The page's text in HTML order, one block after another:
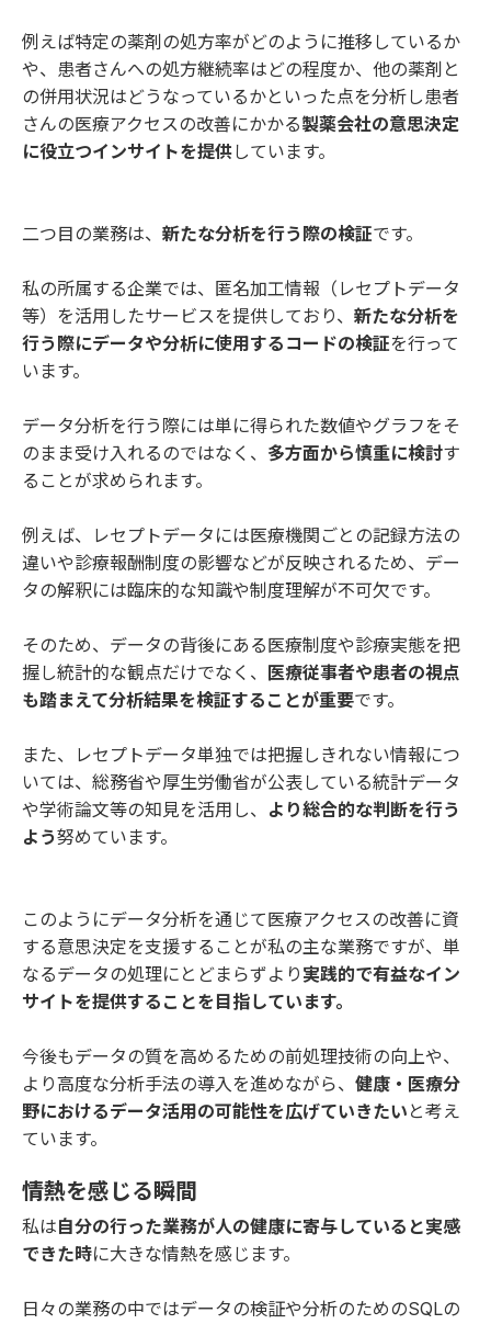
例えば特定の薬剤の処方率がどのように推移しているか
や、患者さんへの処方継続率はどの程度か、他の薬剤と
の併用状況はどうなっているかといった点を分析し患者
さんの医療アクセスの改善にかかる製薬会社の意思決定
に役立つインサイトを提供しています。
二つ目の業務は、 新たな分析を行う際の検証です。
私の所属する企業では、匿名加工情報（レセプトデータ
等）を活用したサービスを提供しており、 新たな分析を
行う際にデータや分析に使用するコードの検証を行って
います。
データ分析を行う際には単に得られた数値やグラフをそ
のまま受け入れるのではなく、 多方面から慎重に検討す
ることが求められます。
例えば、レセプトデータには医療機関ごとの記録方法の
違いや診療報酬制度の影響などが反映されるため、デー
タの解釈には臨床的な知識や制度理解が不可欠です。
そのため、データの背後にある医療制度や診療実態を把
握し統計的な観点だけでなく、 医療従事者や患者の視点
も踏まえて分析結果を検証することが重要です。
また、レセプトデータ単独では把握しきれない情報につ
いては、総務省や厚生労働省が公表している統計データ
や学術論文等の知見を活用し、 より総合的な判断を行う
よう努めています。
このようにデータ分析を通じて医療アクセスの改善に資
する意思決定を支援することが私の主な業務ですが、単
なるデータの処理にとどまらずより 実践的で有益なイン
サイトを提供することを目指しています。
今後もデータの質を高めるための前処理技術の向上や、
より高度な分析手法の導入を進めながら、 健康・医療分
野におけるデータ活用の可能性を広げていきたい と考え
ています。
情熱を感じる瞬間
私は自分の行った業務が人の健康に寄与していると実感
できた時に大きな情熱を感じます。
日々の業務の中ではデータの検証や分析のためのSQLの